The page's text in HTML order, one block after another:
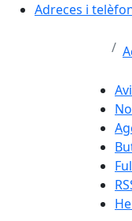
Adreces i